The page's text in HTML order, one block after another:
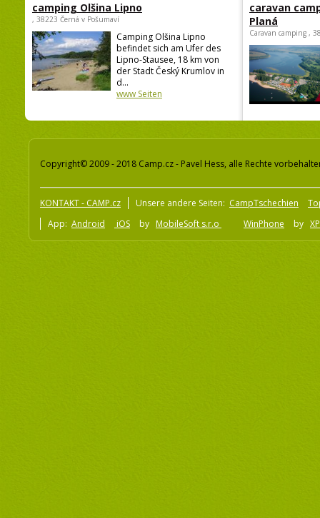
camping Olšina Lipno
, 38223 Černá v Pošumaví
Camping Olšina Lipno
befindet sich am Ufer des
Lipno-Stausee, 18 km von
der Stadt Český Krumlov in
d...
www Seiten
caravan
Planá
Caravan camping ,
Copyright© 2009 - 2018 Camp.cz - Pavel Hess, alle Rechte
KONTAKT - CAMP.cz Unsere andere Seiten: CampTschechien
App: Android iOS by MobileSoft s.r.o WinPhone by